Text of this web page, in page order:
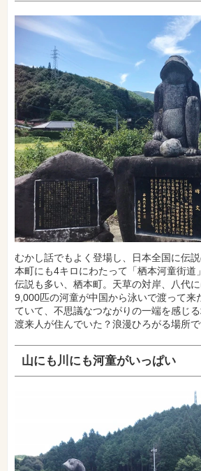
むかし話でもよく登場し、日本全国に伝
本町にも4キロにわたって「栖本河童街道
伝説も多い、栖本町。天草の対岸、八代
9,000匹の河童が中国から泳いで渡って来
ていて、不思議なつながりの一端を感じ
渡来人が住んでいた？浪漫ひろがる場所で
山にも川にも河童がいっぱい